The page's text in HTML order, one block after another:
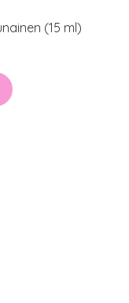
(15 ml)